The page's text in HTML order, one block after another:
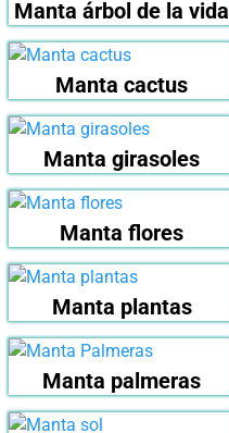
Manta árbol de la vida
Manta cactus
Manta girasoles
Manta flores
Manta plantas
Manta palmeras